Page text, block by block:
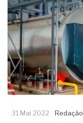
31 Mai 2022 Redação